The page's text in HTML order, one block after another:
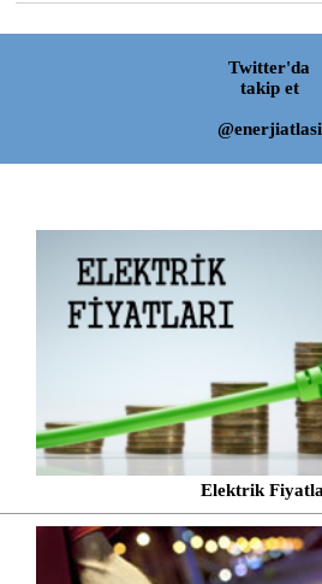
Twitter'da
takip et
@enerjiatlasi
Elektrik